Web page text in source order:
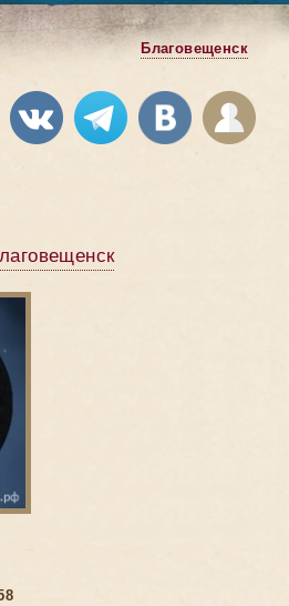
Благовещенск